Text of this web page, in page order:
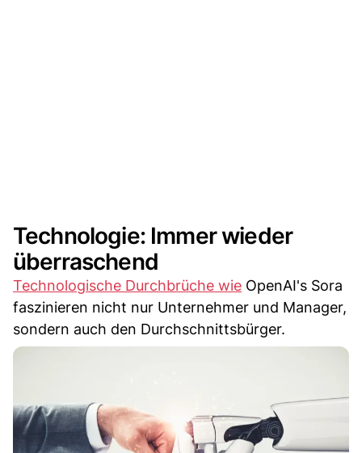
Technologie: Immer wieder
überraschend
Technologische Durchbrüche wie OpenAI's Sora
faszinieren nicht nur Unternehmer und Manager,
sondern auch den Durchschnittsbürger.